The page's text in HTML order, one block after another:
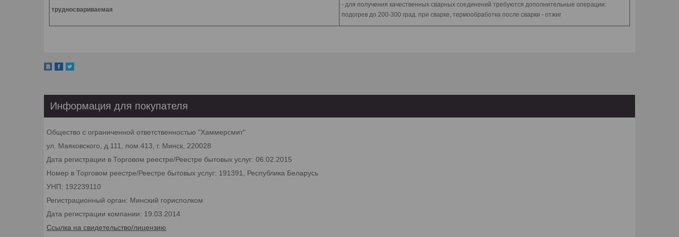
трудносвариваемая
- для получения качественных сварных соединений требуются дополнительные операции:
подогрев до 200-300 град. при сварке, термообработка после сварки - отжиг
Информация для покупателя
Общество с ограниченной ответственностью "Хаммерсмит"
ул. Маяковского, д.111, пом.413, г. Минск, 220028
Дата регистрации в Торговом реестре/Реестре бытовых услуг: 06.02.2015
Номер в Торговом реестре/Реестре бытовых услуг: 191391, Республика Беларусь
УНП: 192239110
Регистрационный орган: Минский горисполком
Дата регистрации компании: 19.03.2014
Ссылка на свидетельство/лицензию